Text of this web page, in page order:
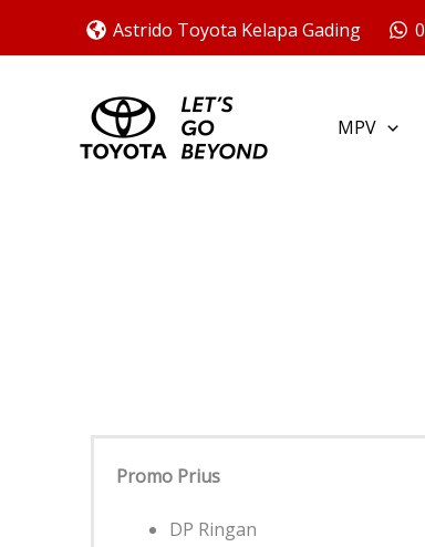
Astrido Toyota Kelapa Gading
MPV
Promo Prius
DP Ringan